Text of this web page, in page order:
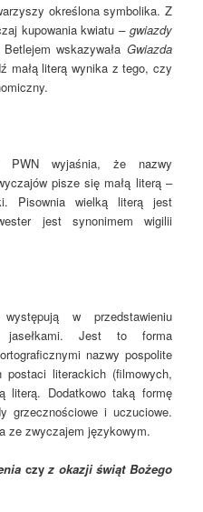
określona symbolika. Z
kupowania kwiatu– gwiazdy
wskazywała Gwiazda
małą literą wynika z tego, czy
PWN wyjaśnia, że nazwy
pisze się małą literą –
Pisownia wielką literą jest
jest synonimem wigilii
w przedstawieniu
jasełkami. Jest to forma
nazwy pospolite
literackich (filmowych,
literą. Dodatkowo taką formę
grzecznościowe i uczuciowe.
ze zwyczajem językowym.
czyz okazji świąt Bożego